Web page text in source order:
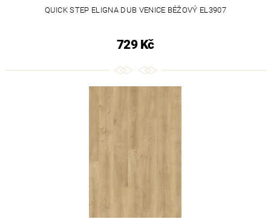
QUICK STEP ELIGNA DUB VENICE BÉŽOVÝ EL3907
729 Kč